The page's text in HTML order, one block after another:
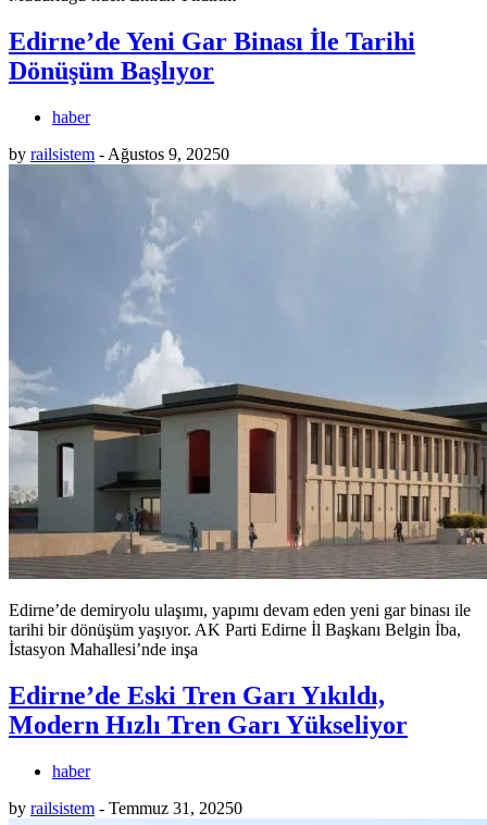
Edirne’de Yeni Gar Binası İle Tarihi
Dönüşüm Başlıyor
haber
by railsistem - Ağustos 9, 20250
Edirne’de demiryolu ulaşımı, yapımı devam eden yeni gar binası ile
tarihi bir dönüşüm yaşıyor. AK Parti Edirne İl Başkanı Belgin İba,
İstasyon Mahallesi’nde inşa
Edirne’de Eski Tren Garı Yıkıldı,
Modern Hızlı Tren Garı Yükseliyor
haber
by railsistem - Temmuz 31, 20250